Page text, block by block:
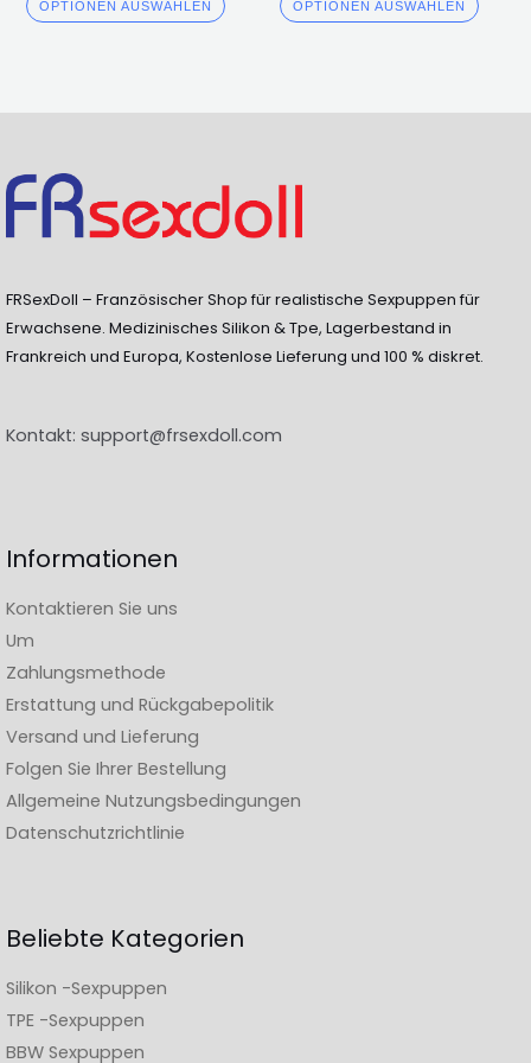
von 5
OPTIONEN AUSWÄHLEN
von 5
OPTIONEN AUSWÄHLEN
FRSexDoll – Französischer Shop für realistische Sexpuppen für
Erwachsene. Medizinisches Silikon & Tpe, Lagerbestand in
Frankreich und Europa, Kostenlose Lieferung und 100 % diskret.
Kontakt: support@frsexdoll.com
Informationen
Kontaktieren Sie uns
Um
Zahlungsmethode
Erstattung und Rückgabepolitik
Versand und Lieferung
Folgen Sie Ihrer Bestellung
Allgemeine Nutzungsbedingungen
Datenschutzrichtlinie
Beliebte Kategorien
Silikon -Sexpuppen
TPE -Sexpuppen
BBW Sexpuppen